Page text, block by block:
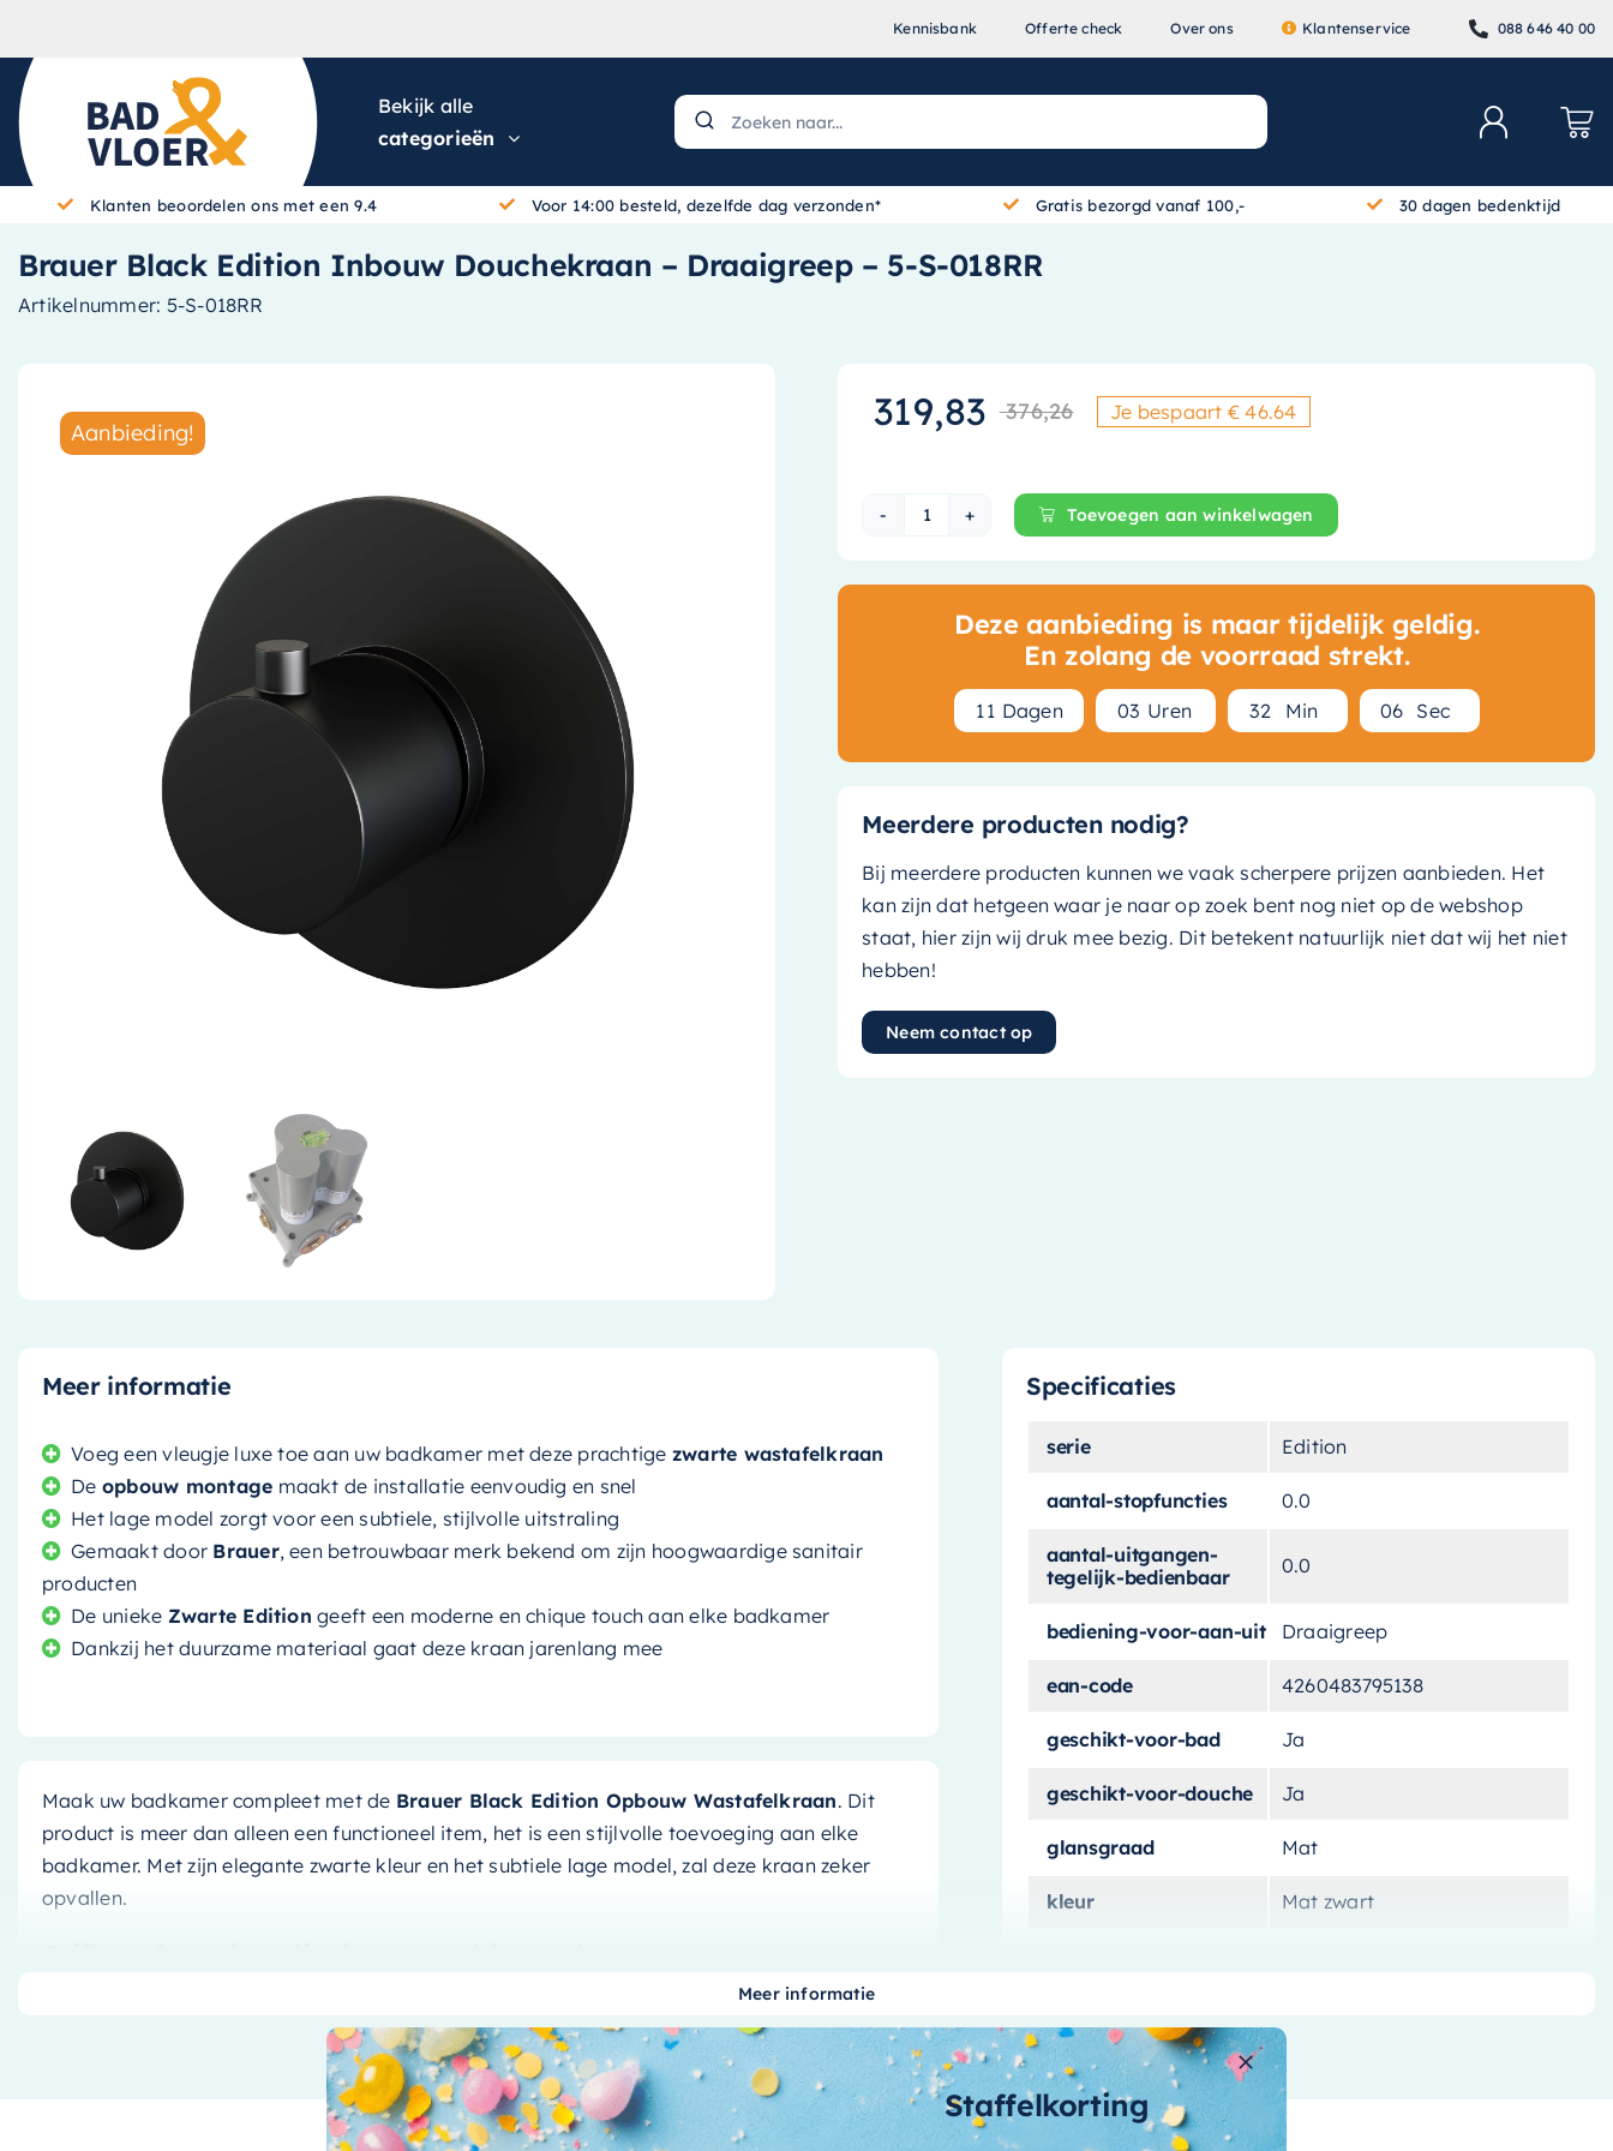
Kennisbank Offerte check Over ons Klantenservice 088 646 40 00
Bekijk alle
categorieën
Klanten beoordelen ons met een 9.4 Voor 14:00 besteld, dezelfde dag verzonden* Gratis bezorgd vanaf 100,- 30 dagen bedenktijd
Brauer Black Edition Inbouw Douchekraan – Draaigreep – 5-S-018RR
Artikelnummer: 5-S-018RR
Aanbieding!
376,26Oorspronkelijke prijs was: €
319,83 Huidige prijs is: € 319,83.
Je bespaart € 46.64
Brauer Black Edition Inbouw Douchekraan - Draaigreep - 5-S-018RR
Toevoegen aan winkelwagen
Deze aanbieding is maar tijdelijk geldig.
En zolang de voorraad strekt.
1 1 Dagen 03 Uren 32 Min 05 Sec
Meerdere producten nodig?
Bij meerdere producten kunnen we vaak scherpere prijzen aanbieden. Het
kan zijn dat hetgeen waar je naar op zoek bent nog niet op de webshop
staat, hier zijn wij druk mee bezig. Dit betekent natuurlijk niet dat wij het niet
hebben!
Neem contact op
Meer informatie
Voeg een vleugje luxe toe aan uw badkamer met deze prachtige zwarte wastafelkraan
De opbouw montage maakt de installatie eenvoudig en snel
Het lage model zorgt voor een subtiele, stijlvolle uitstraling
Gemaakt door Brauer, een betrouwbaar merk bekend om zijn hoogwaardige sanitair
producten
De unieke Zwarte Edition geeft een moderne en chique touch aan elke badkamer
Dankzij het duurzame materiaal gaat deze kraan jarenlang mee
Maak uw badkamer compleet met de Brauer Black Edition Opbouw Wastafelkraan. Dit
product is meer dan alleen een functioneel item, het is een stijlvolle toevoeging aan elke
badkamer. Met zijn elegante zwarte kleur en het subtiele lage model, zal deze kraan zeker
opvallen.
Opbouw Wastafelkraanhaalt u niet alleen een stijlvolle kraan in huis, maar ook een
functioneel product. De opbouw montage maakt de installatie een fluitje van een cent.
Bovendien zorgt het lage model ervoor dat de kraan niet te veel ruimte inneemt in uw
badkamer, terwijl het toch een opvallend element is.
Specificaties
serie Edition
aantal-stopfuncties 0.0
aantal-uitgangen-
tegelijk-bedienbaar
0.0
bediening-voor-aan-uit Draaigreep
ean-code 4260483795138
geschikt-voor-bad Ja
geschikt-voor-douche Ja
glansgraad Mat
kleur Mat zwart
merk Brauer
met-douchegarnituur
Meer informatie
Staffelkorting